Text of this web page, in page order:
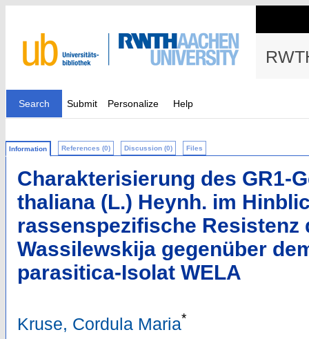
Search Submit Personalize Help
Information References (0) Discussion (0) Files
Charakterisierung des GR1-
thaliana (L.) Heynh. im
rassenspezifische Resistenz
Wassilewskija gegenüber
parasitica-Isolat WELA
Kruse, Cordula Maria*